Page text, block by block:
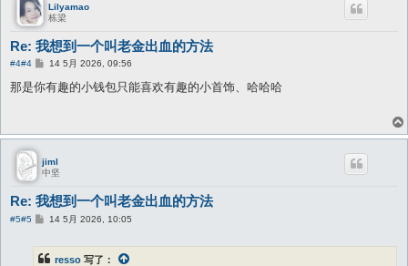
Lilyamao
栋梁
Re: 我想到一个叫老金出血的方法
#4#4
帖14 5月 2026, 09:56
那是你有趣的小钱包只能喜欢有趣的小首饰、哈哈哈
jiml
中坚
Re: 我想到一个叫老金出血的方法
#5#5
帖14 5月 2026, 10:05
resso 写了：